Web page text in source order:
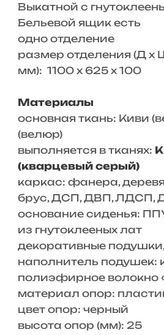
Выкатной с
Бельевой ящик есть
одно отделение
размер отделения (Д x
мм): 1100 x 625 x 100
Материалы
основная ткань: Киви
(велюр)
выполняется в тканях:
(кварцевый серый)
каркас: фанера,
брус, ДСП, ДВП, ЛДСП,
основание сиденья:
из гнутоклееных лат
декоративные
наполнитель
полиэфирное волокно
материал опор:
цвет опор: черный
высота опор (мм): 25